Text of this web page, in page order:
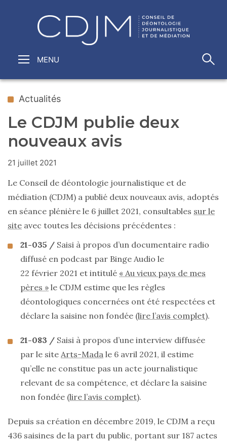
Actualités
Le CDJM publie deux
nouveaux avis
21 juillet 2021
Le Conseil de déontologie journalistique et de
médiation (CDJM) a publié deux nouveaux avis, adoptés
en séance plénière le 6 juillet 2021, consultables sur le
site avec toutes les décisions précédentes :
21-035 / Saisi à propos d’un documentaire radio
diffusé en podcast par Binge Audio le
22 février 2021 et intitulé « Au vieux pays de mes
pères » le CDJM estime que les règles
déontologiques concernées ont été respectées et
déclare la saisine non fondée (lire l’avis complet).
21-083 / Saisi à propos d’une interview diffusée
par le site Arts-Mada le 6 avril 2021, il estime
qu’elle ne constitue pas un acte journalistique
relevant de sa compétence, et déclare la saisine
non fondée (lire l’avis complet).
Depuis sa création en décembre 2019, le CDJM a reçu
436 saisines de la part du public, portant sur 187 actes